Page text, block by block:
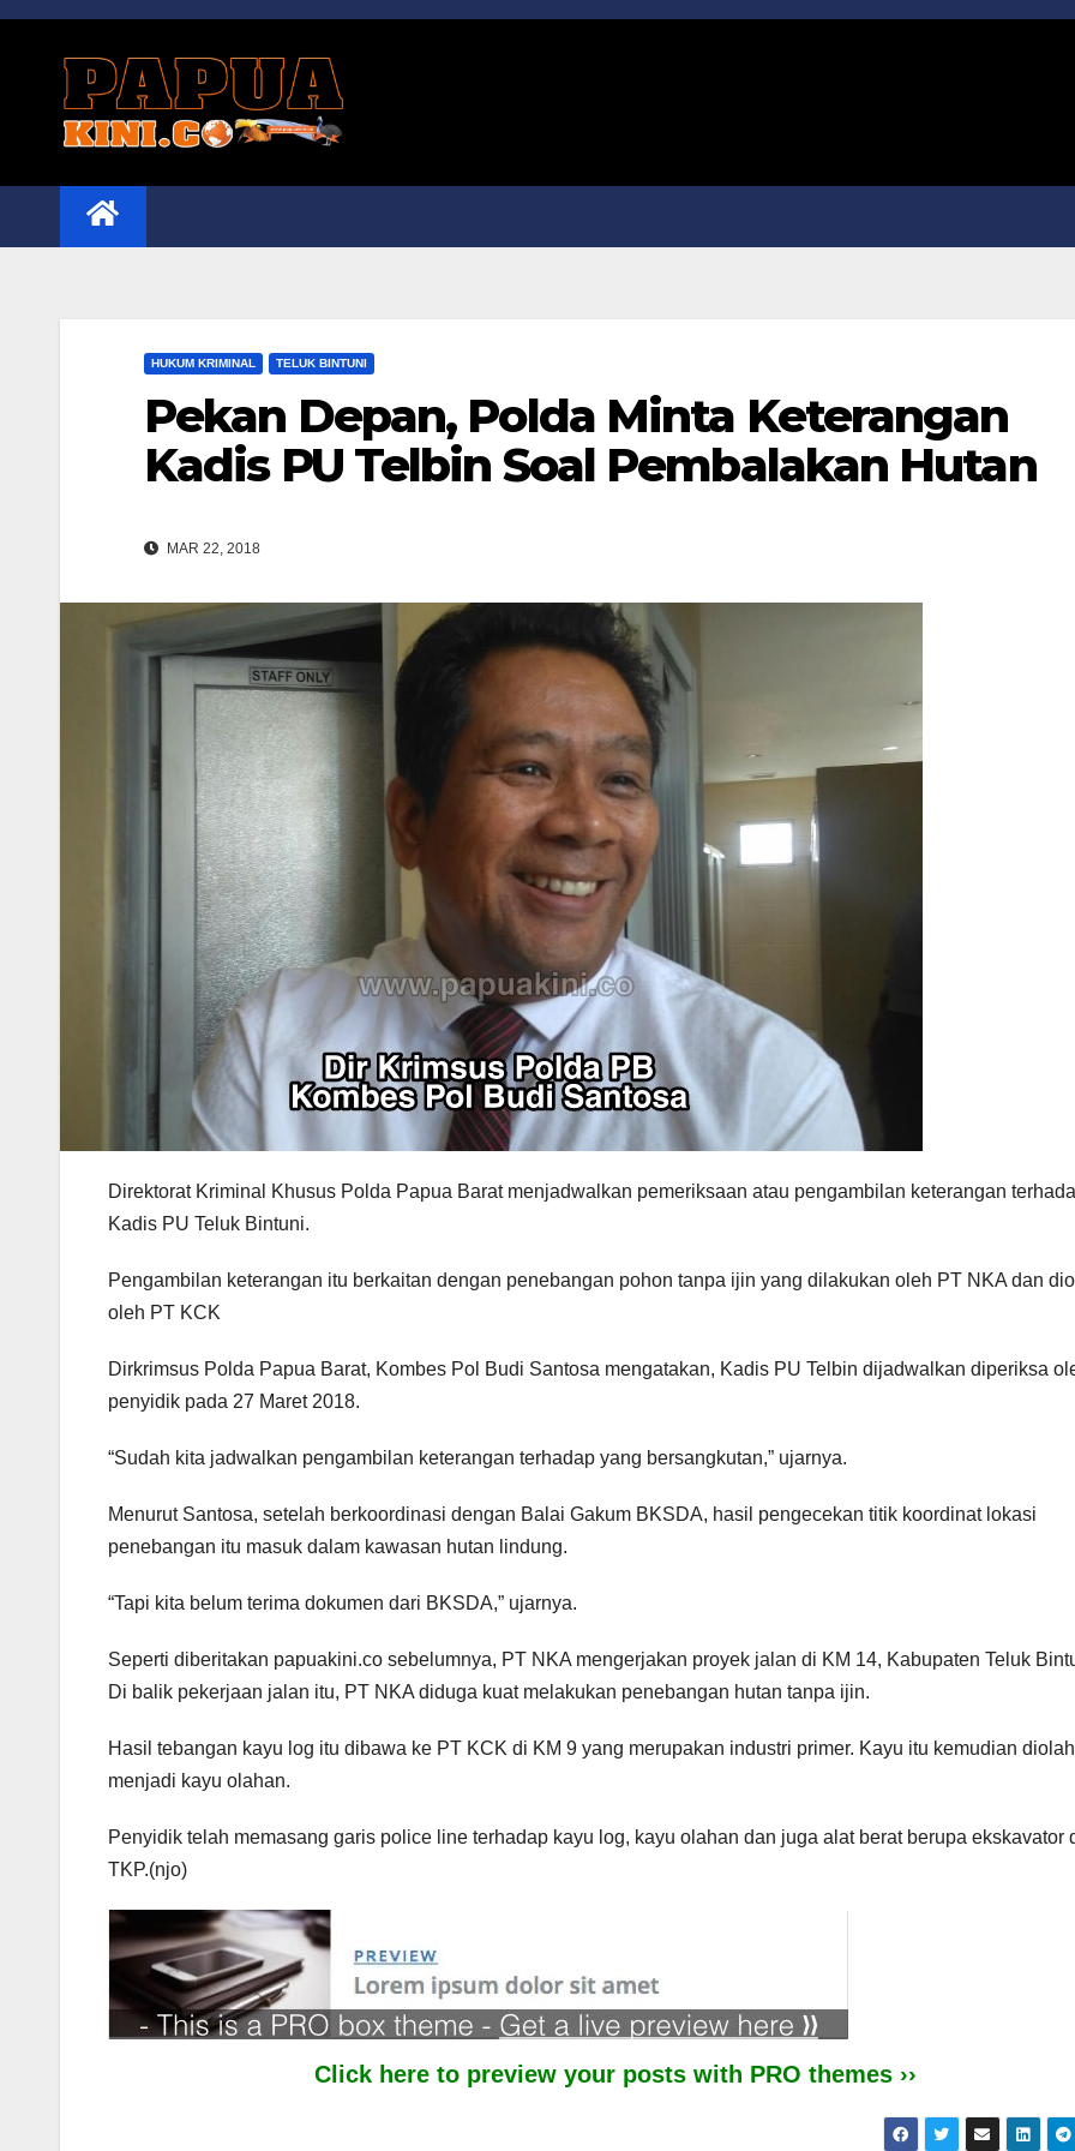
Skip
HUKUM KRIMINAL TELUK BINTUNI
Pekan Depan, Polda Minta Keterangan
Kadis PU Telbin Soal Pembalakan Hutan
MAR 22, 2018
Direktorat Kriminal Khusus Polda Papua Barat menjadwalkan pemeriksaan atau pengambilan keterangan
Kadis PU Teluk Bintuni.
Pengambilan keterangan itu berkaitan dengan penebangan pohon tanpa ijin yang dilakukan oleh PT NKA dan
oleh PT KCK
Dirkrimsus Polda Papua Barat, Kombes Pol Budi Santosa mengatakan, Kadis PU Telbin dijadwalkan diperiksa
penyidik pada 27 Maret 2018.
“Sudah kita jadwalkan pengambilan keterangan terhadap yang bersangkutan,” ujarnya.
Menurut Santosa, setelah berkoordinasi dengan Balai Gakum BKSDA, hasil pengecekan titik koordinat lokasi
penebangan itu masuk dalam kawasan hutan lindung.
“Tapi kita belum terima dokumen dari BKSDA,” ujarnya.
Seperti diberitakan papuakini.co sebelumnya, PT NKA mengerjakan proyek jalan di KM 14, Kabupaten Teluk
Di balik pekerjaan jalan itu, PT NKA diduga kuat melakukan penebangan hutan tanpa ijin.
Hasil tebangan kayu log itu dibawa ke PT KCK di KM 9 yang merupakan industri primer. Kayu itu kemudian diolah
menjadi kayu olahan.
Penyidik telah memasang garis police line terhadap kayu log, kayu olahan dan juga alat berat berupa ekskavator
TKP.(njo)
Click here to preview your posts with PRO themes ››